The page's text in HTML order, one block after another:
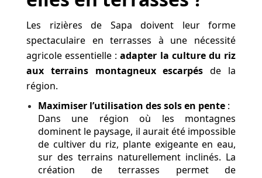
Les rizières de Sapa doivent leur forme
spectaculaire en terrasses à une nécessité
agricole essentielle :adapter la culture du riz
aux terrains montagneux escarpés de la
région.
Maximiser l’utilisation des sols en pente :
Dans une région où les montagnes
dominent le paysage, il aurait été impossible
de cultiver du riz, plante exigeante en eau,
sur des terrains naturellement inclinés. La
création de terrasses permet de